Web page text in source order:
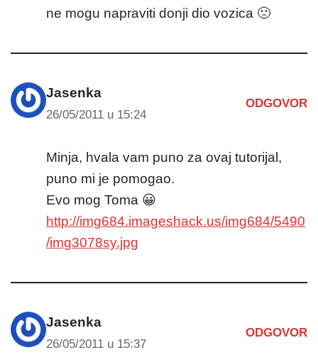
ne mogu napraviti donji dio vozica 🙁
Jasenka
26/05/2011 u 15:24
ODGOVOR
Minja, hvala vam puno za ovaj tutorijal,
puno mi je pomogao.
Evo mog Toma 😀
http://img684.imageshack.us/img684/5490
/img3078sy.jpg
Jasenka
26/05/2011 u 15:37
ODGOVOR